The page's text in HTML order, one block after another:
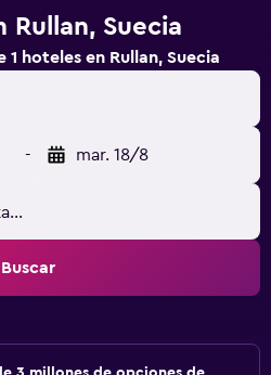
Rullan, Suecia
hoteles en Rullan, Suecia
- mar. 18/8
Buscar